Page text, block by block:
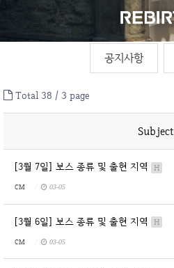
공지사항
Total 38 / 3 page
Subject
[3월 7일] 보스 종류 및 출현 지역 H
CM 03-05
[3월 6일] 보스 종류 및 출현 지역 H
CM 03-05